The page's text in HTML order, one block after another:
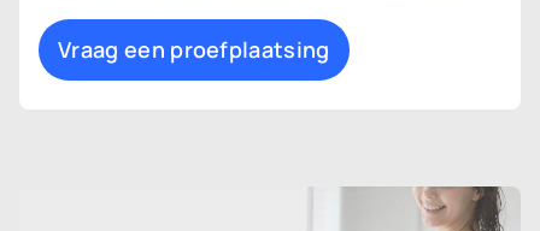
Vraag een proefplaatsing